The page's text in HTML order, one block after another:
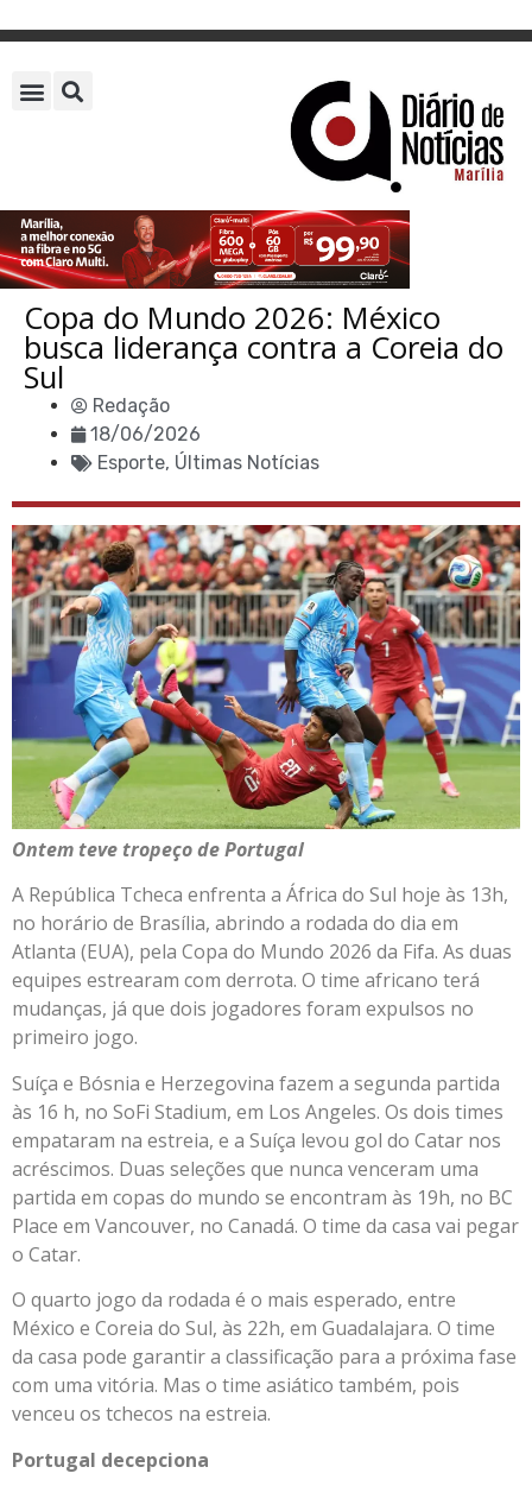
Copa do Mundo 2026: México
busca liderança contra a Coreia do
Sul
Redação
18/06/2026
Esporte, Últimas Notícias
Ontem teve tropeço de Portugal
A República Tcheca enfrenta a África do Sul hoje às 13h,
no horário de Brasília, abrindo a rodada do dia em
Atlanta (EUA), pela Copa do Mundo 2026 da Fifa. As duas
equipes estrearam com derrota. O time africano terá
mudanças, já que dois jogadores foram expulsos no
primeiro jogo.
Suíça e Bósnia e Herzegovina fazem a segunda partida
às 16 h, no SoFi Stadium, em Los Angeles. Os dois times
empataram na estreia, e a Suíça levou gol do Catar nos
acréscimos. Duas seleções que nunca venceram uma
partida em copas do mundo se encontram às 19h, no BC
Place em Vancouver, no Canadá. O time da casa vai pegar
o Catar.
O quarto jogo da rodada é o mais esperado, entre
México e Coreia do Sul, às 22h, em Guadalajara. O time
da casa pode garantir a classificação para a próxima fase
com uma vitória. Mas o time asiático também, pois
venceu os tchecos na estreia.
Portugal decepciona